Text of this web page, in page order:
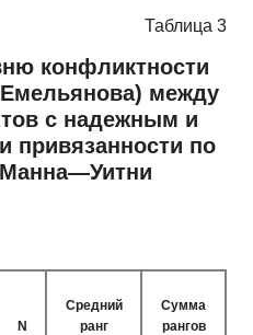
Таблица 3
конфликтности
между
с надежным и
привязанности по
N
Средний
ранг
Сумма
рангов